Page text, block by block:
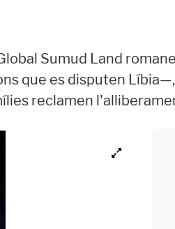
Sumud Land
que es disputen
reclamen